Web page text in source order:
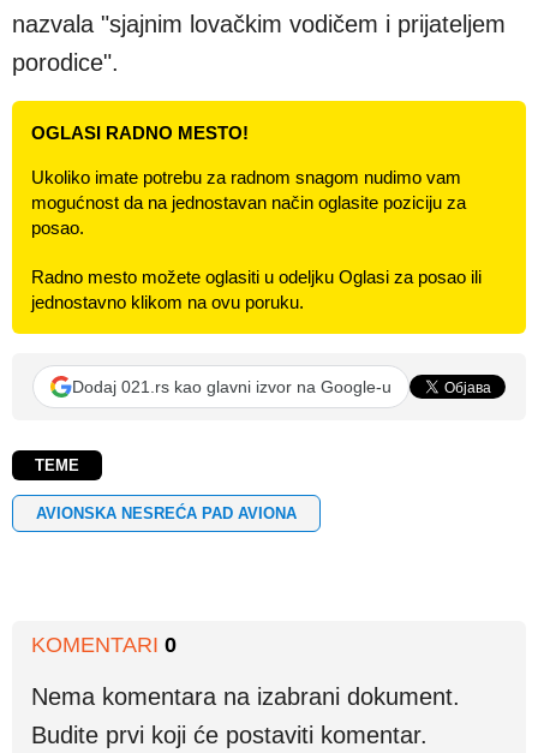
nazvala "sjajnim lovačkim vodičem i prijateljem
porodice".
OGLASI RADNO MESTO!
Ukoliko imate potrebu za radnom snagom nudimo vam
mogućnost da na jednostavan način oglasite poziciju za
posao.
Radno mesto možete oglasiti u odeljku Oglasi za posao ili
jednostavno klikom na ovu poruku.
Dodaj 021.rs kao glavni izvor na Google-u
TEME
AVIONSKA NESREĆA PAD AVIONA
KOMENTARI 0
Nema komentara na izabrani dokument.
Budite prvi koji će postaviti komentar.